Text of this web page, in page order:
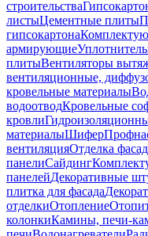
строительства
листыЦементные плиты
гипсокартона
армирующие
плитыВентиляторы
вентиляционные,
кровельные материалы
водоотводКровельные
кровли
материалыШифер
вентиляцияОтделка
панелиСайдинг
панелейДекоративные
плитка для фасада
отделкиОтопление
колонкиКамины, печи-